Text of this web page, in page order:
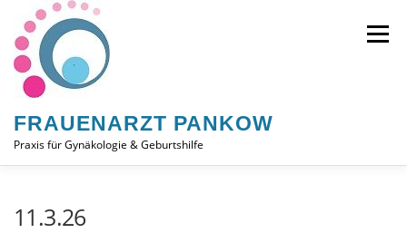
Inhalt
springen
FRAUENARZT PANKOW
Praxis für Gynäkologie & Geburtshilfe
Menü
11.3.26